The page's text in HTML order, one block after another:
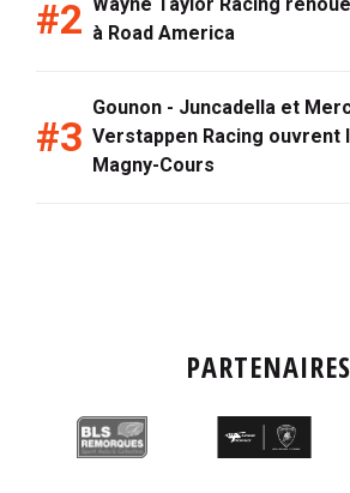
à Road America
Gounon - Juncadella et
Verstappen Racing ouvrent
Magny-Cours
PARTENAIRES